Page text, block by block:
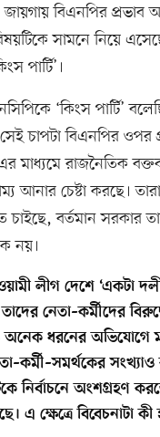
বিএনপির প্রভাব
সামনে নিয়ে
পার্টি’।
‘কিংস পার্টি’
চাপটা বিএনপির ওপর
মাধ্যমে রাজনৈতিক
আনার চেষ্টা করছে।
বর্তমান সরকার
নয়।
লীগ দেশে ‘একটা
নেতা–কর্মীদের
ধরনের অভিযোগে
নির্বাচনে অংশগ্রহণ
এ ক্ষেত্রে বিবেচনাটা